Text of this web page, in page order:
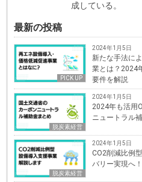
成している。
最新の投稿
PICK UP
2024年1月5日
新たな手法に
業とは？2024
要件を解説
脱炭素経営
2024年1月5日
2024年も活用
ニュートラル
脱炭素経営
2024年1月5日
CO2削減比例
バリー実現へ